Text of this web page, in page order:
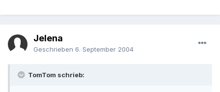
Jelena
Geschrieben 6. September 2004
TomTom schrieb: